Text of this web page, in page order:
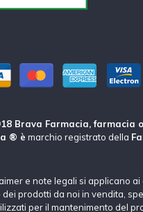
Brava Farmacia, farmacia
® è marchio registrato della
e note legali si applicano
prodotti da noi in vendita,
per il mantenimento del